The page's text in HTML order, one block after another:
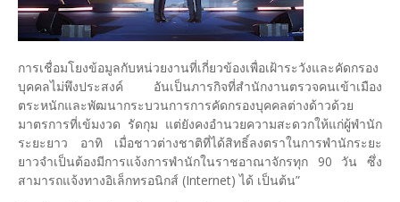
การเชื่อมโยงข้อมูลกับหน่วยงานที่เกี่ยวข้องเพื่อเฝ้าระวังและคัดกรอง
บุคคลไม่พึงประสงค์ อันเป็นภารกิจที่สำนักงานตรวจคนเข้าเมือง
ตระหนักและพัฒนากระบวนการการคัดกรองบุคคลต่างด้าวด้วย
มาตรการที่เข้มงวด รัดกุม แต่ยังคงอำนวยความสะดวกให้แก่ผู้พำนัก
ระยะยาว อาทิ เมื่อชาวต่างชาติที่ได้สิทธิ์ลงตราในการพำนักระยะ
ยาวจำเป็นต้องมีการแจ้งการพำนักในราชอาณาจักรทุก 90 วัน ซึ่ง
สามารถแจ้งทางอิเล็กทรอนิกส์ (Internet) ได้ เป็นต้น”